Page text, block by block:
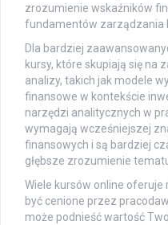
zrozumienie wskaźników
fundamentów zarządzania
Dla bardziej
kursy, które skupiają się na
analizy, takich jak modele
finansowe w kontekście
narzędzi analitycznych w
wymagają wcześniejszej
finansowych i są bardziej
głębsze zrozumienie
Wiele kursów online
być cenione przez
może podnieść wartość